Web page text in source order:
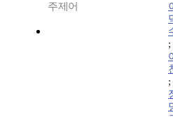
주제어
;
;